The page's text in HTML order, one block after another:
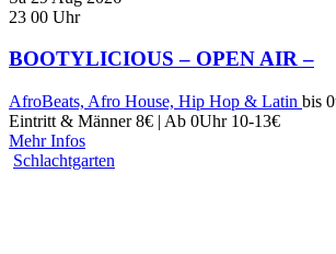
23 00 Uhr
BOOTYLICIOUS – OPEN AIR –
AfroBeats, Afro House, Hip Hop & Latin bis
Eintritt & Männer 8€ | Ab 0Uhr 10-13€
Mehr Infos
Schlachtgarten